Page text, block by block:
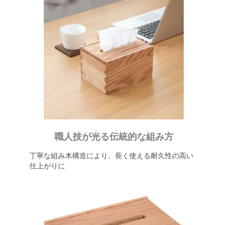
職人技が光る伝統的な組み方
丁寧な組み木構造により、長く使える耐久性の高い
仕上がりに